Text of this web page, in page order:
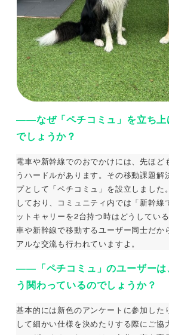
――なぜ「ペチコミュ」を立ち上
でしょうか？
電車や新幹線でのおでかけには、先ほど
うハードルがあります。その移動課題解
プとして「ペチコミュ」を設立しました
しており、コミュニティ内では「新幹線
ットキャリーを2台持つ時はどうしてい
車や新幹線で移動するユーザー同士だか
アルな交流も行われていますよ。
――「ペチコミュ」のユーザーは
う関わっているのでしょうか？
基本的には新色のアンケートに参加した
して細かい仕様を決めたりする際にご協